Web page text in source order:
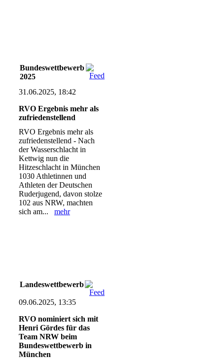
Bundeswettbewerb
2025
31.06.2025, 18:42
RVO Ergebnis mehr als
zufriedenstellend
RVO Ergebnis mehr als
zufriedenstellend - Nach
der Wasserschlacht in
Kettwig nun die
Hitzeschlacht in München
1030 Athletinnen und
Athleten der Deutschen
Ruderjugend, davon stolze
102 aus NRW, machten
sich am... mehr
Landeswettbewerb
09.06.2025, 13:35
RVO nominiert sich mit
Henri Gördes für das
Team NRW beim
Bundeswettbewerb in
München